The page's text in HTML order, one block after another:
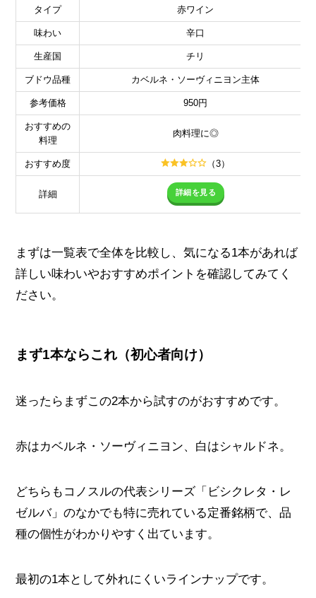
タイプ 赤ワイン
味わい 辛口
生産国 チリ
ブドウ品種 カベルネ・ソーヴィニヨン主体
参考価格 950円
おすすめの
料理
肉料理に◎
おすすめ度 （3）
詳細 詳細を見る
まずは一覧表で全体を比較し、気になる1本があれば
詳しい味わいやおすすめポイントを確認してみてく
ださい。
まず1本ならこれ（初心者向け）
迷ったらまずこの2本から試すのがおすすめです。
赤はカベルネ・ソーヴィニヨン、白はシャルドネ。
どちらもコノスルの代表シリーズ「ビシクレタ・レ
ゼルバ」のなかでも特に売れている定番銘柄で、品
種の個性がわかりやすく出ています。
最初の1本として外れにくいラインナップです。